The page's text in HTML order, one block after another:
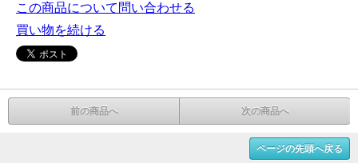
この商品について問い合わせる
買い物を続ける
前の商品へ 次の商品へ
ページの先頭へ戻る